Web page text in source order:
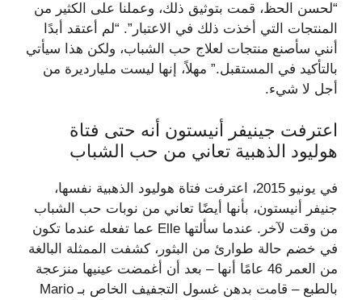
“لحسن الحظ، قمت بتوثيق ذلك، وعملنا على الكثير من
المنتجات التي أخذت ذلك في الاعتبار”. “لم أعتقد أبدًا
أنني سأصنع منتجات لعلاج حب الشباب، ولكن هذا سيأتي
بالتأكيد في المستقبل.” مهلاً، إنها ليست مليارديرة من
أجل لا شيء.
اعترفت جينيفر أنيستون أنه حتى فتاة
هوليود الذهبية تعاني من حب الشباب
في يونيو 2015، اعترفت فتاة هوليود الذهبية نفسها،
جنيفر أنيستون، بأنها أيضًا تعاني من نوبات حب الشباب
من وقت لآخر. عندما سألتها Elle عما تفعله عندما تكون
في خضم حالة طوارئ من البثور، كشفت الممثلة البالغة
من العمر 46 عامًا أنها – بعد أن أغمضت عينيها منزعجة
بالطبع – قامت بدهن غسول التجفيف الخاص بـ Mario